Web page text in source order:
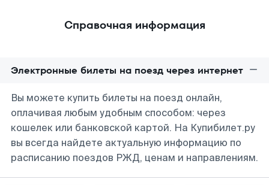
Справочная информация
Электронные билеты на поезд через интернет
Вы можете купить билеты на поезд онлайн,
оплачивая любым удобным способом: через
кошелек или банковской картой. На Купибилет.ру
вы всегда найдете актуальную информацию по
расписанию поездов РЖД, ценам и направлениям.